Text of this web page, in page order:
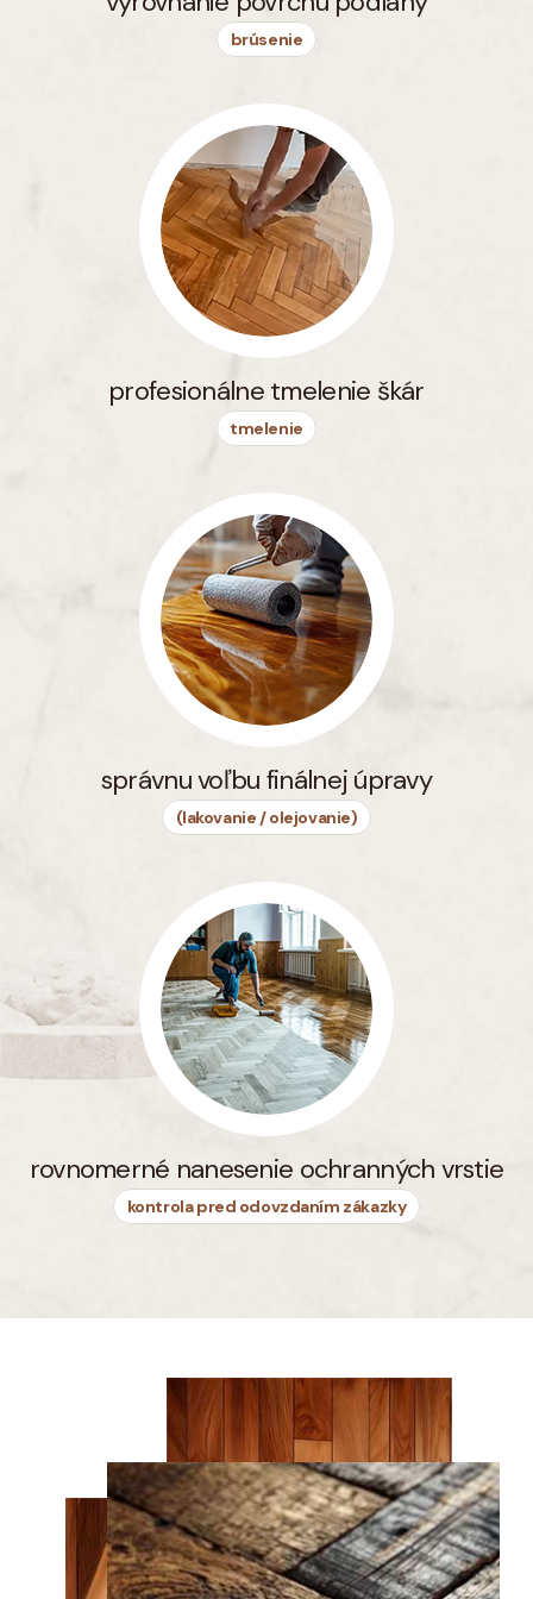
brúsenie
profesionálne tmelenie škár
tmelenie
správnu voľbu finálnej úpravy
(lakovanie / olejovanie)
rovnomerné nanesenie ochranných vrstie
kontrola pred odovzdaním zákazky